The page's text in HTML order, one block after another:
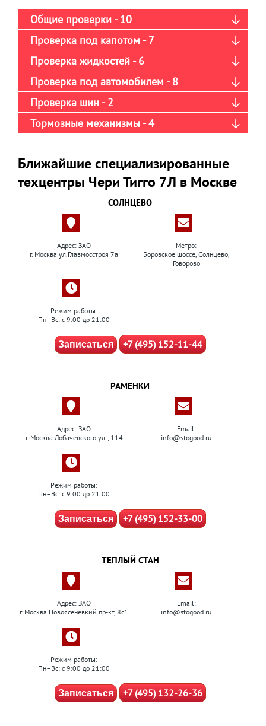
Общие проверки - 10
Проверка под капотом - 7
Проверка жидкостей - 6
Проверка под автомобилем - 8
Проверка шин - 2
Тормозные механизмы - 4
Ближайшие специализированные
техцентры Чери Тигго 7Л в Москве
СОЛНЦЕВО
Адрес: ЗАО
г. Москва ул.Главмосстроя 7а
Метро:
Боровское шоссе, Солнцево,
Говорово
Режим работы:
Пн–Вс: с 9:00 до 21:00
Записаться +7 (495) 152-11-44
РАМЕНКИ
Адрес: ЗАО
г. Москва Лобачевского ул., 114
Email:
info@stogood.ru
Режим работы:
Пн–Вс: с 9:00 до 21:00
Записаться +7 (495) 152-33-00
ТЕПЛЫЙ СТАН
Адрес: ЗАО
г. Москва Новоясеневкий пр-кт, 8с1
Email:
info@stogood.ru
Режим работы:
Пн–Вс: с 9:00 до 21:00
Записаться +7 (495) 132-26-36